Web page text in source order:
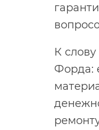
К
Форда: